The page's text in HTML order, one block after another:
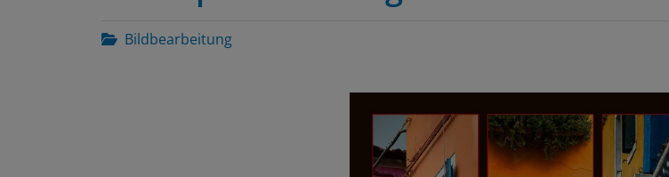
Bildbearbeitung